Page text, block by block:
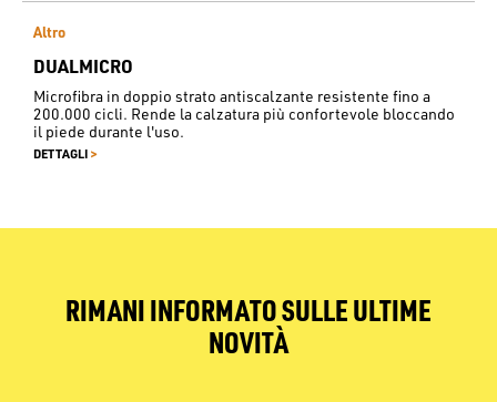
Altro
DUALMICRO
Microfibra in doppio strato antiscalzante resistente fino a
200.000 cicli. Rende la calzatura più confortevole bloccando
il piede durante l'uso.
DETTAGLI >
RIMANI INFORMATO SULLE ULTIME
NOVITÀ